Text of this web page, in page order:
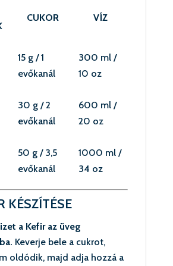
CUKOR VÍZ
15 g / 1
evőkanál
300 ml /
10 oz
30 g / 2
evőkanál
600 ml /
20 oz
50 g / 3,5
evőkanál
1000 ml /
34 oz
KÉSZÍTÉSE
a Kefir az üveg
Keverje bele a cukrot,
oldódik, majd adja hozzá a